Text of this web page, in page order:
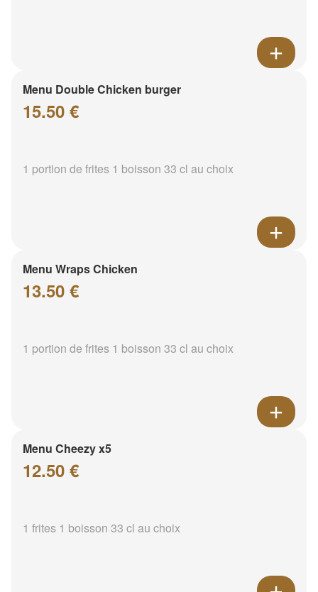
Menu Double Chicken burger
15.50 €
1 portion de frites 1 boisson 33 cl au choix
Menu Wraps Chicken
13.50 €
1 portion de frites 1 boisson 33 cl au choix
Menu Cheezy x5
12.50 €
1 frites 1 boisson 33 cl au choix